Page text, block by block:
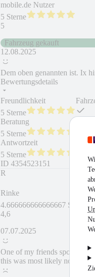
mobile.de Nutzer
5 Sterne
5
Fahrzeug gekauft
12.08.2025
Dem oben genannten ist. Ix
Bewertungsdetails
Freundlichkeit
5 Sterne
Beratung
5 Sterne
Antwortzeit
5 Sterne
ID 4354523151
R
Rinke
4.666666666666667 Sterne
4,6
07.07.2025
One of my friends spoke with
this was most likely not the